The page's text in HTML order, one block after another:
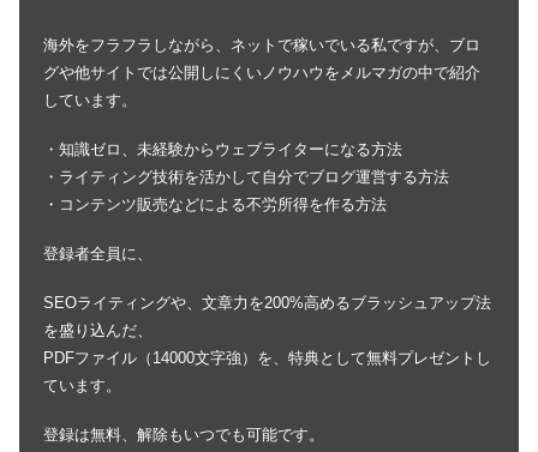
海外をフラフラしながら、ネットで稼いでいる私ですが、ブロ
グや他サイトでは公開しにくいノウハウをメルマガの中で紹介
しています。
・知識ゼロ、未経験からウェブライターになる方法
・ライティング技術を活かして自分でブログ運営する方法
・コンテンツ販売などによる不労所得を作る方法
登録者全員に、
SEOライティングや、文章力を200%高めるブラッシュアップ法
を盛り込んだ、
PDFファイル（14000文字強）を、特典として無料プレゼントし
ています。
登録は無料、解除もいつでも可能です。